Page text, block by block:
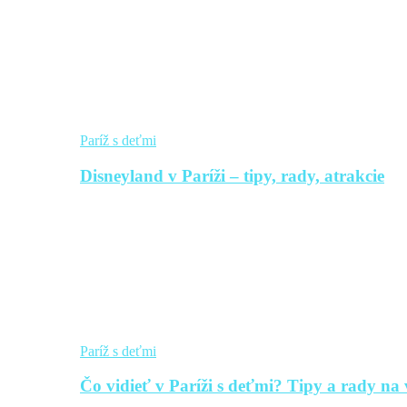
Paríž s deťmi
Disneyland v Paríži – tipy, rady, atrakcie
Paríž s deťmi
Čo vidieť v Paríži s deťmi? Tipy a rady na